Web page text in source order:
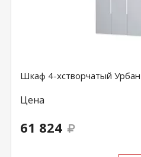
Шкаф 4-хстворчатый
Цена
61 824